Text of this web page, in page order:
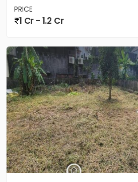
PRICE
1 Cr - 1.2 Cr